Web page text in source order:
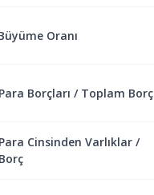
Oranı
Borçları / Toplam Borç
Cinsinden Varlıklar /